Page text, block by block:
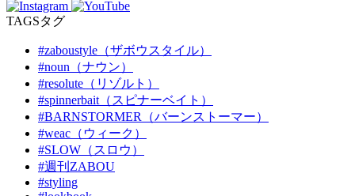
TAGSタグ
#zaboustyle（ザボウスタイル）
#noun（ナウン）
#resolute（リゾルト）
#spinnerbait（スピナーベイト）
#BARNSTORMER（バーンストーマー）
#weac（ウィーク）
#SLOW（スロウ）
#週刊ZABOU
#styling